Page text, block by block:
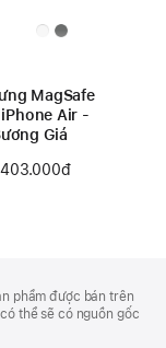
MagSafe
Air -
Giá
phẩm được bán trên
thể sẽ có nguồn gốc